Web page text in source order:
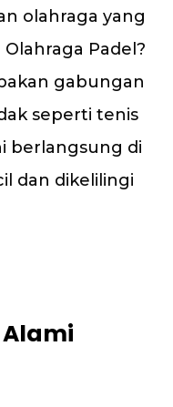
olahraga yang
Padel?
gabungan
seperti tenis
berlangsung di
dan dikelilingi